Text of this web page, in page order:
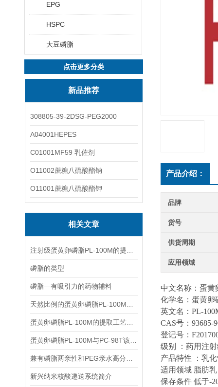
EPG
HSPC
大豆磷脂
点击更多分类
新品推荐
308805-39-2DSG-PEG2000
A04001HEPES
C01001MF59 乳佐剂
O11002蔗糖八硫酸酯钠
O11001蔗糖八硫酸酯钾
相关文章
磷脂的类型
磷脂—有吸引力的药物辅料
新兴纳米核酸递送系统简介
产品介绍：
品牌
货号
供货周期
应用领域
中文名称：蛋黄
化学名：蛋黄卵
英文名：PL-
CAS号：93685-
登记号：
级别 ：药用注
产品特性 ：乳
适用领域 脂肪
保存条件 低于-